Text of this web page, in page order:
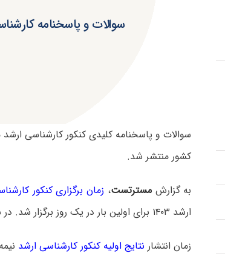
سوالات و پاسخنامه
کشور منتشر شد.
به گزارشمسترتست، زمان برگزاری کنکور
ارشد ۱۴۰۳ برای اولین بار در یک روز برگزار شد. در سالهای قبل این آزمون در دو روز متوالی برگزار میشد.
زمان انتشار نتایج اولیه کنکور کارشناسی ارشد نیمه